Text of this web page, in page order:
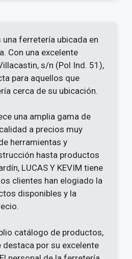
una ferretería ubicada en
Con una excelente
s/n (Pol Ind. 51),
para aquellos que
cerca de su ubicación.
una amplia gama de
a precios muy
herramientas y
hasta productos
LUCAS Y KEVIM tiene
clientes han elogiado la
disponibles y la
catálogo de productos,
destaca por su excelente